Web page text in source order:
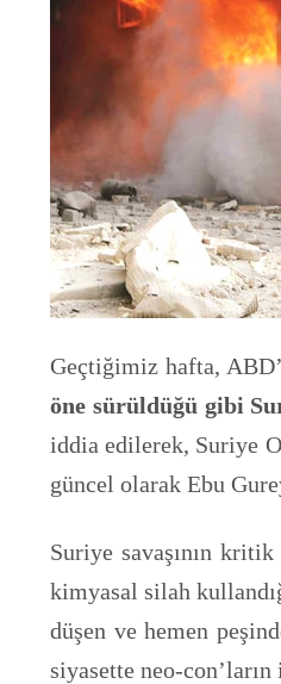
Geçtiğimiz hafta,
öne sürüldüğü gibi
iddia edilerek, Suriye
güncel olarak Ebu
Suriye savaşının
kimyasal silah
düşen ve hemen
siyasette neo-